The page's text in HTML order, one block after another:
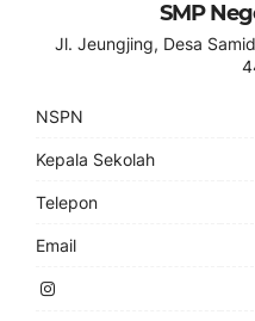
SMP
Jl. Jeungjing, Desa
NSPN
Kepala Sekolah
Telepon
Email